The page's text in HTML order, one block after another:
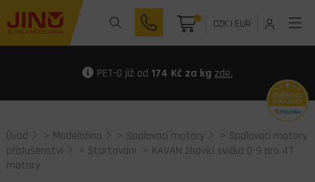
0 CZK| EUR
PET-G již od 174 Kč za kg zde.
Úvod > Modelařina > Spalovací motory > Spalovací motory
příslušenství
> Startování > KAVAN žhavící svíčka Q-9 pro 4T
motory